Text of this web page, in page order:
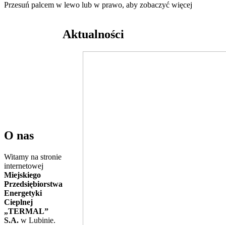
Przesuń palcem w lewo lub w prawo, aby zobaczyć więcej
O nas
Witamy na stronie
internetowej
Miejskiego
Przedsiębiorstwa
Energetyki
Cieplnej
„TERMAL”
S.A. w Lubinie.
Aktualności